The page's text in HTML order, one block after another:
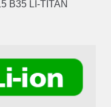
LI-TITAN